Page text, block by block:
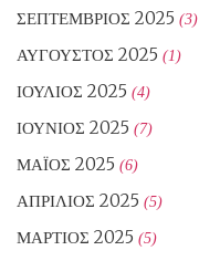
ΣΕΠΤΈΜΒΡΙΟΣ 2025 (3)
ΑΎΓΟΥΣΤΟΣ 2025 (1)
ΙΟΎΛΙΟΣ 2025 (4)
ΙΟΎΝΙΟΣ 2025 (7)
ΜΆΙΟΣ 2025 (6)
ΑΠΡΊΛΙΟΣ 2025 (5)
ΜΆΡΤΙΟΣ 2025 (5)